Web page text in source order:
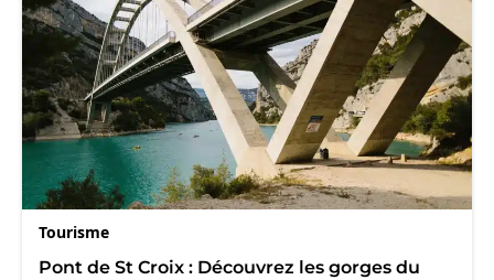
Tourisme
Pont de St Croix : Découvrez les gorges du